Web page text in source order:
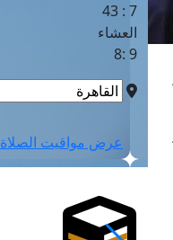
7 : 43
العشاء
9 :8
عرض مواقيت الصلاة